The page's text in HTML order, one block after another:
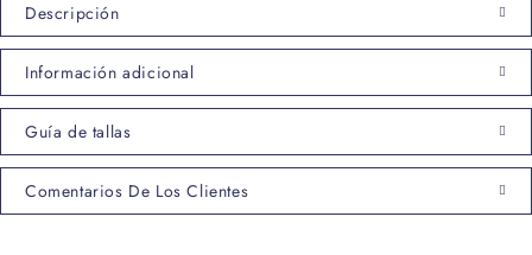
Descripción
Información adicional
Guía de tallas
Comentarios De Los Clientes